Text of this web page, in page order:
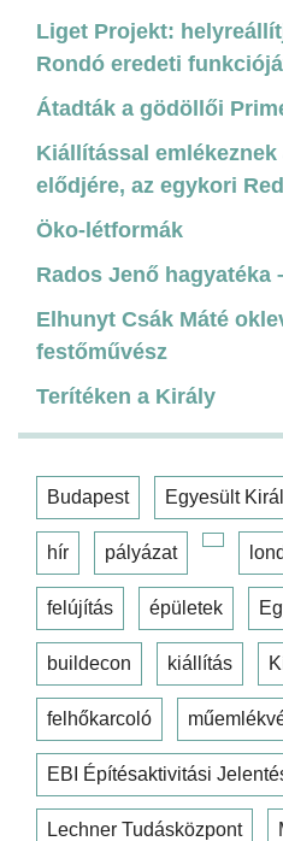
Liget Projekt:
Rondó eredeti
Átadták a gödöllői
Kiállítással
elődjére, az egykori
Öko-létformák
Rados Jenő hagyatéka
Elhunyt Csák Máté
festőművész
Terítéken a Király
Budapest Egyesült
hír pályázat
felújítás épületek
buildecon kiállítás
felhőkarcoló
EBI Építésaktivitási
Lechner Tudásközpont